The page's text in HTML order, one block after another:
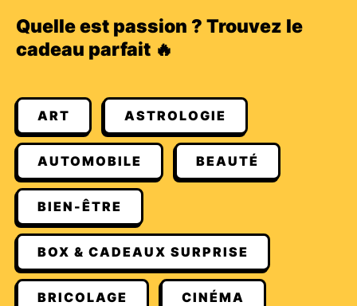
Quelle est passion ? Trouvez le
cadeau parfait 🔥
ART ASTROLOGIE
AUTOMOBILE BEAUTÉ
BIEN-ÊTRE
BOX & CADEAUX SURPRISE
BRICOLAGE CINÉMA